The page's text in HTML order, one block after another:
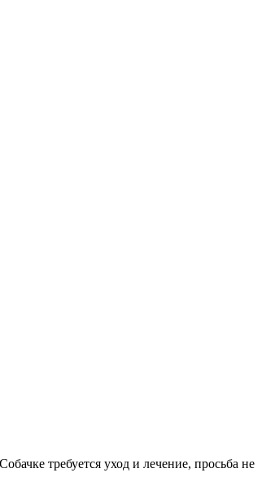
требуется уход и лечение, просьба не